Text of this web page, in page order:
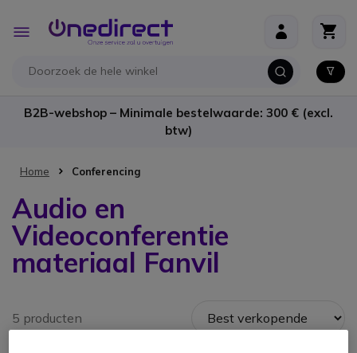
Toggle
Nav
B2B-webshop – Minimale bestelwaarde: 300 € (excl.
btw)
Home Conferencing
Audio en
Videoconferentie
materiaal Fanvil
5 producten